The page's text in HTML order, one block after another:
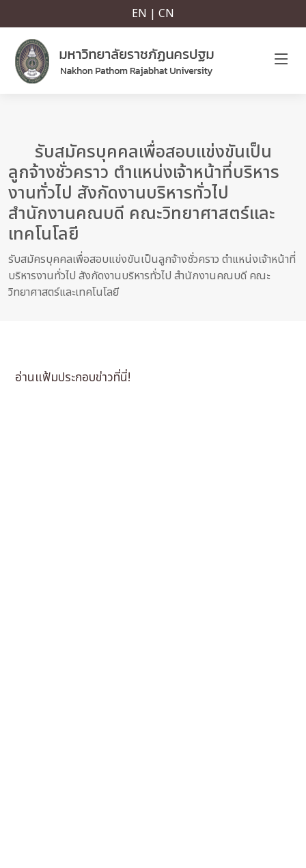
EN | CN
รับสมัครบุคคลเพื่อสอบแข่งขันเป็น
ลูกจ้างชั่วคราว ตำแหน่งเจ้าหน้าที่บริหาร
งานทั่วไป สังกัดงานบริหารทั่วไป
สำนักงานคณบดี คณะวิทยาศาสตร์และ
เทคโนโลยี
รับสมัครบุคคลเพื่อสอบแข่งขันเป็นลูกจ้างชั่วคราว ตำแหน่งเจ้าหน้าที่
บริหารงานทั่วไป สังกัดงานบริหารทั่วไป สำนักงานคณบดี คณะ
วิทยาศาสตร์และเทคโนโลยี
อ่านแฟ้มประกอบข่าวที่นี่!